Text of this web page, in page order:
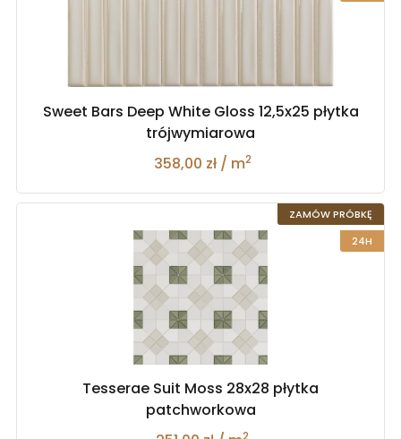
Sweet Bars Deep White Gloss 12,5x25 płytka
trójwymiarowa
358,00 zł / m2
ZAMÓW PRÓBKĘ
24H
Tesserae Suit Moss 28x28 płytka
patchworkowa